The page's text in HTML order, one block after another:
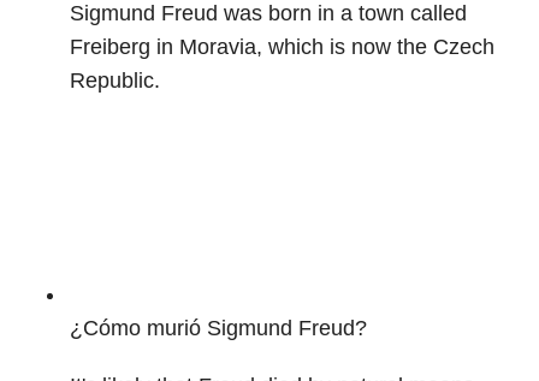
Sigmund Freud was born in a town called
Freiberg in Moravia, which is now the Czech
Republic.
¿Cómo murió Sigmund Freud?